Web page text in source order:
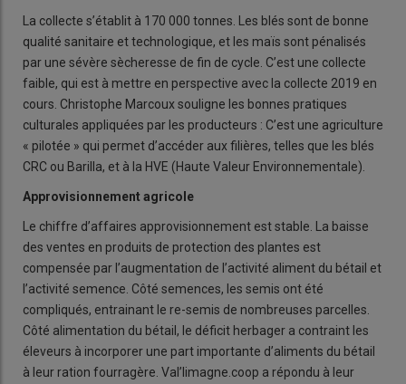
La collecte s’établit à 170 000 tonnes. Les blés sont de bonne
qualité sanitaire et technologique, et les maïs sont pénalisés
par une sévère sècheresse de fin de cycle. C’est une collecte
faible, qui est à mettre en perspective avec la collecte 2019 en
cours. Christophe Marcoux souligne les bonnes pratiques
culturales appliquées par les producteurs : C’est une agriculture
« pilotée » qui permet d’accéder aux filières, telles que les blés
CRC ou Barilla, et à la HVE (Haute Valeur Environnementale).
Approvisionnement agricole
Le chiffre d’affaires approvisionnement est stable. La baisse
des ventes en produits de protection des plantes est
compensée par l’augmentation de l’activité aliment du bétail et
l’activité semence. Côté semences, les semis ont été
compliqués, entrainant le re-semis de nombreuses parcelles.
Côté alimentation du bétail, le déficit herbager a contraint les
éleveurs à incorporer une part importante d’aliments du bétail
à leur ration fourragère. Val’limagne.coop a répondu à leur